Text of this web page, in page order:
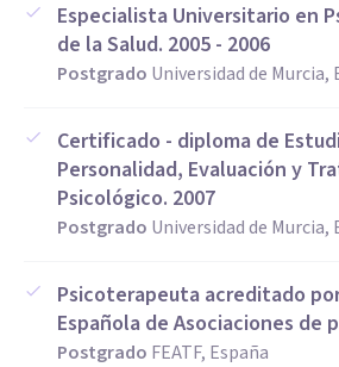
Especialista Universitario en
de la Salud. 2005 - 2006
Postgrado Universidad de Murcia,
Certificado - diploma de
Personalidad, Evaluación y
Psicológico. 2007
Postgrado Universidad de Murcia,
Psicoterapeuta acreditado
Española de Asociaciones de
Postgrado FEATF, España